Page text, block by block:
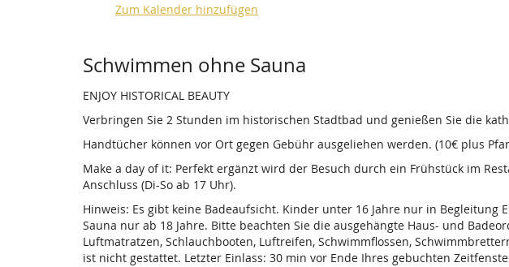
Zum Kalender hinzufügen
Produkte
Schwimmen ohne Sauna
ENJOY HISTORICAL BEAUTY
Verbringen Sie 2 Stunden im historischen Stadtbad und genießen Sie die
Handtücher können vor Ort gegen Gebühr ausgeliehen werden. (10€ plus
Make a day of it: Perfekt ergänzt wird der Besuch durch ein Frühstück im
Anschluss (Di-So ab 17 Uhr).
Hinweis: Es gibt keine Badeaufsicht. Kinder unter 16 Jahre nur in Begleitung
Sauna nur ab 18 Jahre. Bitte beachten Sie die ausgehängte Haus- und
Luftmatratzen, Schlauchbooten, Luftreifen, Schwimmflossen,
ist nicht gestattet. Letzter Einlass: 30 min vor Ende Ihres gebuchten